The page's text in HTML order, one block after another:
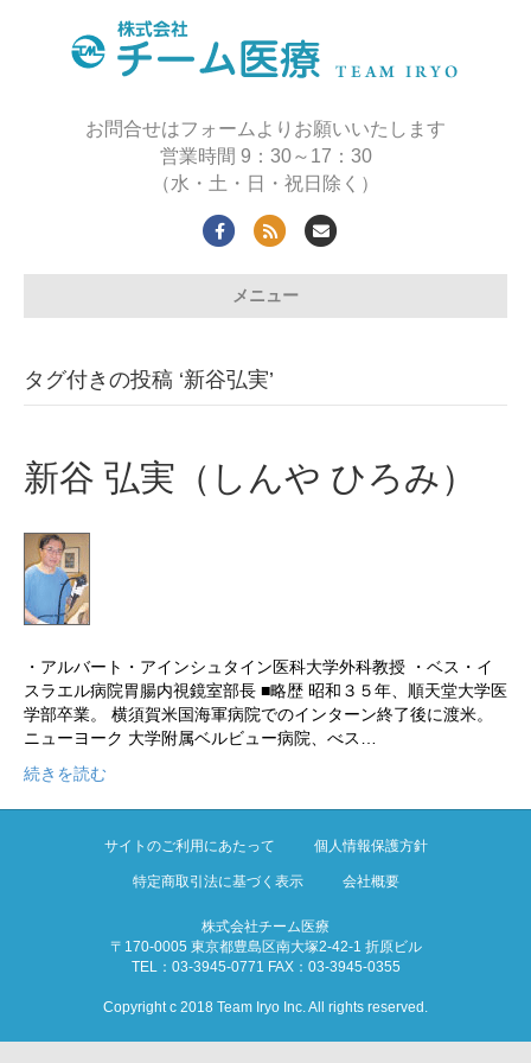
お問合せはフォームよりお願いいたします
営業時間 9：30～17：30
（水・土・日・祝日除く）
Facebook
Rss Email
メニュー
タグ付きの投稿 ‘新谷弘実’
新谷 弘実（しんや ひろみ）
・アルバート・アインシュタイン医科大学外科教授 ・ベス・イ
スラエル病院胃腸内視鏡室部長 ■略歴 昭和３５年、順天堂大学医
学部卒業。 横須賀米国海軍病院でのインターン終了後に渡米。
ニューヨーク 大学附属ベルビュー病院、べス…
続きを読む
サイトのご利用にあたって 個人情報保護方針
特定商取引法に基づく表示 会社概要
株式会社チーム医療
〒170-0005 東京都豊島区南大塚2-42-1 折原ビル
TEL：03-3945-0771 FAX：03-3945-0355
Copyright c 2018 Team Iryo Inc. All rights reserved.